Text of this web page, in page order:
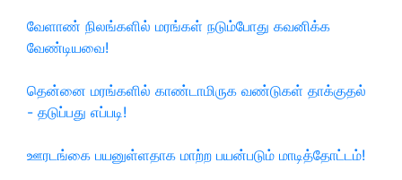
வேளாண் நிலங்களில் மரங்கள் நடும்போது கவனிக்க
வேண்டியவை!
தென்னை மரங்களில் காண்டாமிருக வண்டுகள் தாக்குதல்
- தடுப்பது எப்படி!
ஊரடங்கை பயனுள்ளதாக மாற்ற பயன்படும் மாடித்தோட்டம்!